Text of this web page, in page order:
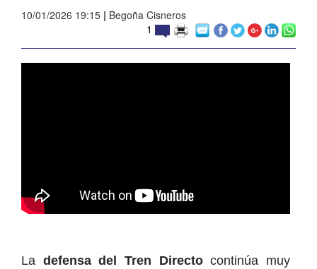
10/01/2026 19:15 | Begoña Cisneros
1
La defensa del Tren Directocontinúa muy